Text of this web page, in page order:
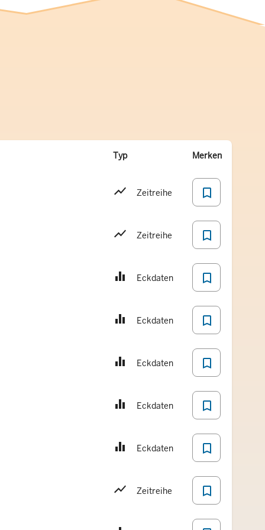
Typ Merken
Zeitreihe bookmark_border
Zeitreihe bookmark_border
Eckdaten bookmark_border
Eckdaten bookmark_border
Eckdaten bookmark_border
Eckdaten bookmark_border
Eckdaten bookmark_border
Zeitreihe bookmark_border